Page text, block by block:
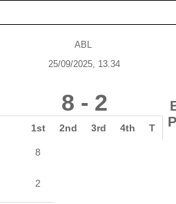
ABL
25/09/2025, 13.34
8 - 2
1st 2nd 3rd 4th T
8
2